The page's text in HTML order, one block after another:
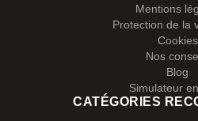
Mentions
Protection de la
Cookies
Nos
Blog
Simulateur
CATÉGORIES